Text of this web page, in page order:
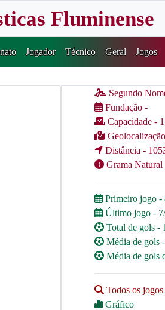
Fluminense
Jogador Técnico Geral Jogos
Segundo
Fundação -
Capacidade -
Distância -
Grama Natural
Primeiro jogo -
Último jogo -
Total de gols -
Média de gols
Média de gols
Todos os jogos
Gráfico